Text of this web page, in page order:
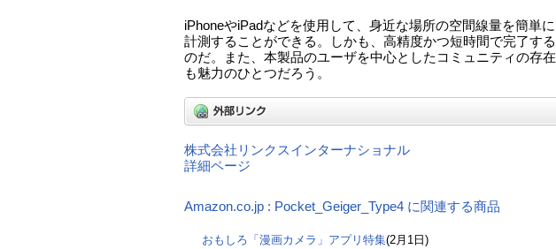
iPhoneやiPadなどを使用して、身近な場所の空間線量を簡単に
計測することができる。しかも、高精度かつ短時間で完了する
のだ。また、本製品のユーザを中心としたコミュニティの存在
も魅力のひとつだろう。
株式会社リンクスインターナショナル
詳細ページ
Amazon.co.jp : Pocket_Geiger_Type4 に関連する商品
おもしろ「漫画カメラ」アプリ特集(2月1日)